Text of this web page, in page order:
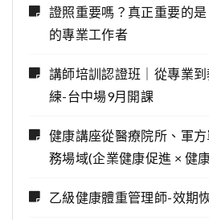
證照重要嗎？真正重要的
的專業工作者
講師培訓認證班｜從專業
練-台中場9月開課
健康講座從醫療院所、軍
務場域(企業健康促進 × 健康
乙級健康體重管理師-效期